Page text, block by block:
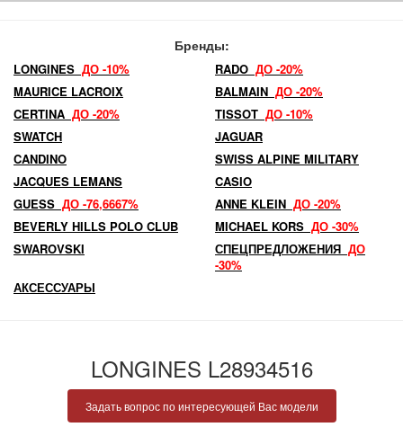
Бренды:
LONGINES ДО -10% RADO ДО -20%
MAURICE LACROIX
BALMAIN ДО -20%
CERTINA ДО -20% TISSOT ДО -10%
SWATCH
JAGUAR
CANDINO
SWISS ALPINE MILITARY
JACQUES LEMANS
CASIO
GUESS ДО -76,6667% ANNE KLEIN ДО -20%
BEVERLY HILLS POLO CLUB
MICHAEL KORS ДО -30%
SWAROVSKI
СПЕЦПРЕДЛОЖЕНИЯ ДО
-30%
АКСЕССУАРЫ
LONGINES L28934516
Задать вопрос по интересующей Вас модели